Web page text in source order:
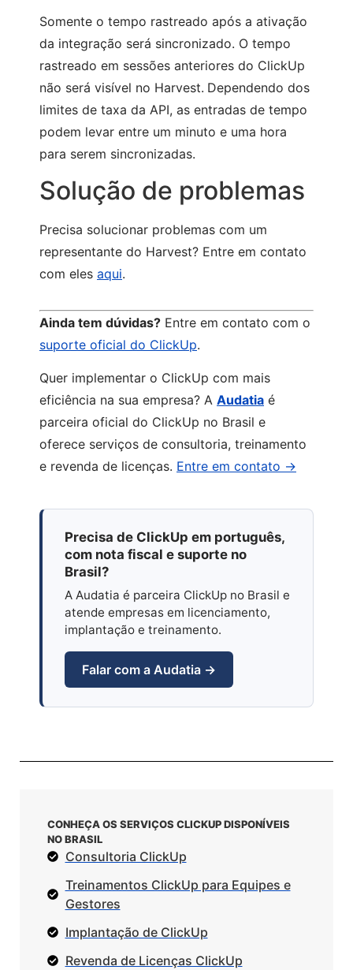
Somente o tempo rastreado após a ativação
da integração será sincronizado. O tempo
rastreado em sessões anteriores do ClickUp
não será visível no Harvest. Dependendo dos
limites de taxa da API, as entradas de tempo
podem levar entre um minuto e uma hora
para serem sincronizadas.
Solução de problemas
Precisa solucionar problemas com um
representante do Harvest? Entre em contato
com eles aqui.
Ainda tem dúvidas? Entre em contato com o
suporte oficial do ClickUp.
Quer implementar o ClickUp com mais
eficiência na sua empresa? A Audatia é
parceira oficial do ClickUp no Brasil e
oferece serviços de consultoria, treinamento
e revenda de licenças. Entre em contato →
Precisa de ClickUp em português,
com nota fiscal e suporte no
Brasil?
A Audatia é parceira ClickUp no Brasil e
atende empresas em licenciamento,
implantação e treinamento.
Falar com a Audatia →
CONHEÇA OS SERVIÇOS CLICKUP DISPONÍVEIS
NO BRASIL
Consultoria ClickUp
Treinamentos ClickUp para Equipes e
Gestores
Implantação de ClickUp
Revenda de Licenças ClickUp